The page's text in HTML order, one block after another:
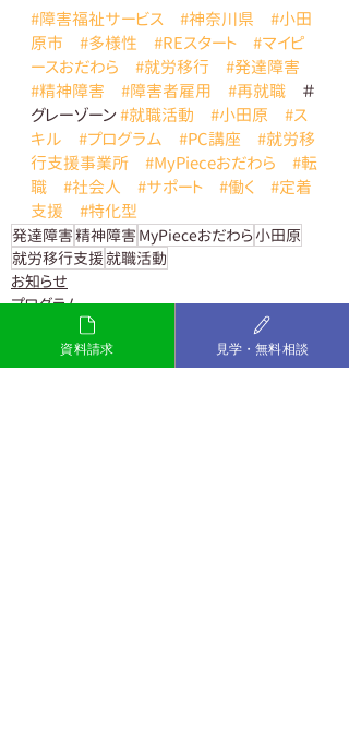
#障害福祉サービス #神奈川県
#小田
原市
#多様性 #REスタート
#マイピ
ースおだわら
#就労移行
#発達障害
#精神障害
#障害者雇用 #再就職 ＃
グレーゾーン #就職活動 #小田原
#ス
キル
#プログラム #PC講座
#就労移
行支援事業所
#MyPieceおだわら
#転
職
#社会人 #サポート #働く
#定着
支援
#特化型
発達障害精神障害 MyPieceおだわら小田原
就労移行支援就職活動
お知らせ
プログラム
資料請求 見学・無料相談